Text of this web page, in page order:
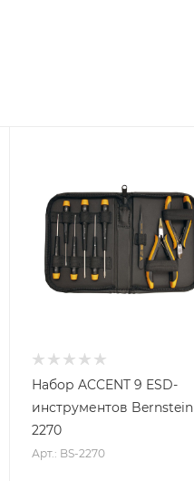
Набор ACCENT 9 ESD-
инструментов Bernstein
2270
Арт.: BS-2270